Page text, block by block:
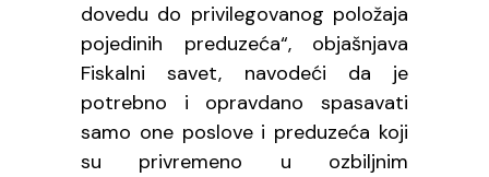
dovedu do privilegovanog položaja
pojedinih preduzeća“, objašnjava
Fiskalni savet, navodeći da je
potrebno i opravdano spasavati
samo one poslove i preduzeća koji
su privremeno u ozbiljnim